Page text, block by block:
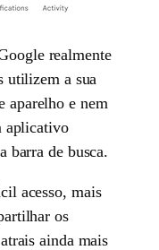
realmente
utilizem a sua
aparelho e nem
aplicativo
barra de busca.
acesso, mais
os
ainda mais